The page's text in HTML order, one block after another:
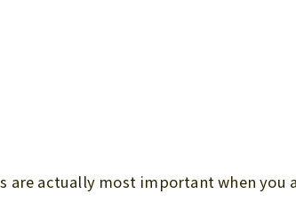
actually most important when you